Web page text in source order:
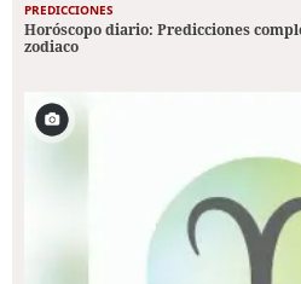
PREDICCIONES
Horóscopo diario: Predicciones
zodiaco